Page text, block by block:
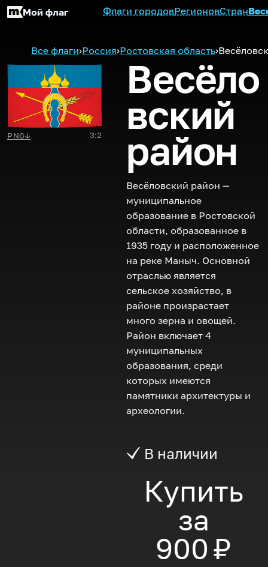
Мой флаг Флаги городовРегионовСтран
Все флаги›Россия›Ростовская область›
PNG↓ 3:2
Весёло
вский
район
Весёловский район —
муниципальное
образование в Ростовской
области, образованное в
1935 году и расположенное
на реке Маныч. Основной
отраслью является
сельское хозяйство, в
районе произрастает
много зерна и овощей.
Район включает 4
муниципальных
образования, среди
которых имеются
памятники архитектуры и
археологии.
В наличии
Купить
за
900 ₽